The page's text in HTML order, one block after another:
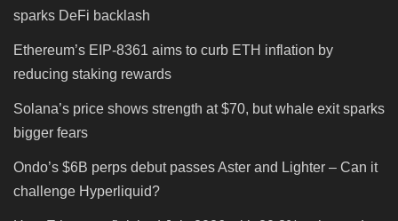
sparks DeFi backlash
Ethereum’s EIP-8361 aims to curb ETH inflation by
reducing staking rewards
Solana’s price shows strength at $70, but whale exit sparks
bigger fears
Ondo’s $6B perps debut passes Aster and Lighter – Can it
challenge Hyperliquid?